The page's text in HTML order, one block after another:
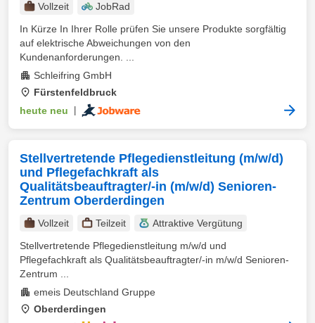
Vollzeit
JobRad
In Kürze In Ihrer Rolle prüfen Sie unsere Produkte sorgfältig
auf elektrische Abweichungen von den
Kundenanforderungen. ...
Schleifring GmbH
Fürstenfeldbruck
heute neu
Stellvertretende Pflegedienstleitung (m/w/d)
und Pflegefachkraft als
Qualitätsbeauftragter/-in (m/w/d) Senioren-
Zentrum Oberderdingen
Vollzeit Teilzeit
Attraktive Vergütung
Stellvertretende Pflegedienstleitung m/w/d und
Pflegefachkraft als Qualitätsbeauftragter/-in m/w/d Senioren-
Zentrum ...
emeis Deutschland Gruppe
Oberderdingen